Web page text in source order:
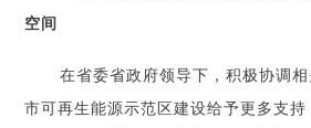
空间
在省委省政府领导下，积极协调
市可再生能源示范区建设给予更多支